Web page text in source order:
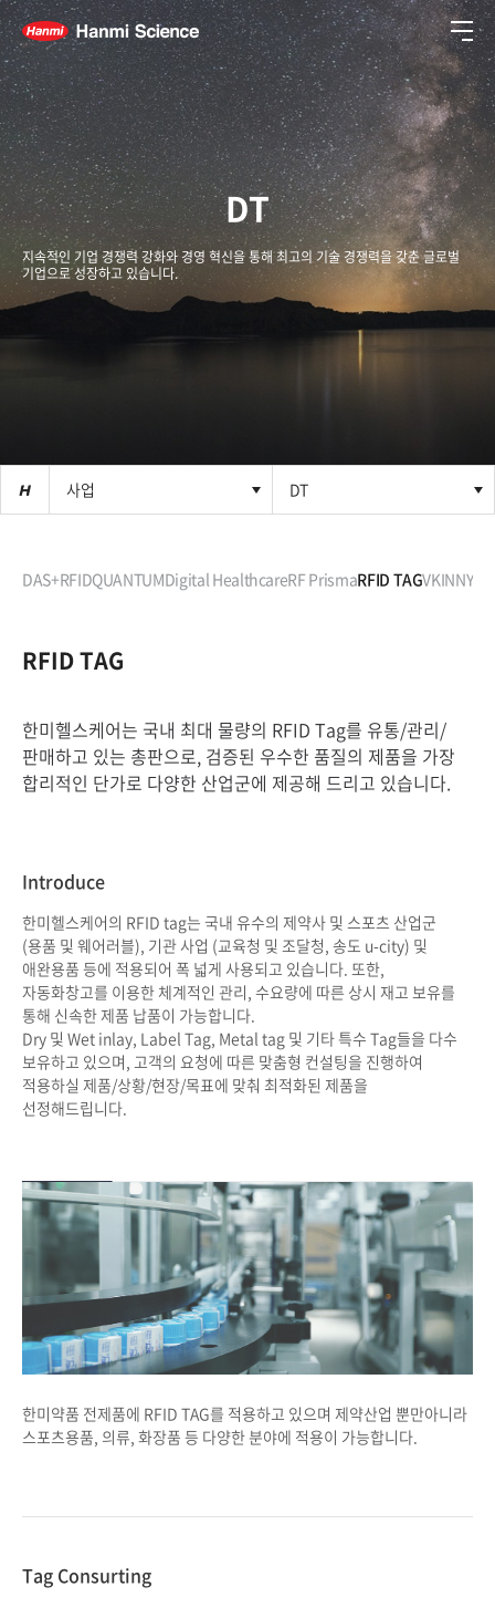
메뉴
사업
DT
지속적인 기업 경쟁력 강화와 경영 혁신을 통해 최고의 기술 경쟁력을 갖춘 글로벌
기업으로 성장하고 있습니다.
사업 DT
KEIDAS+RFIDQUANTUMDigital HealthcareRF PrismaRFID TAGVKINNY
RFID TAG
한미헬스케어는 국내 최대 물량의 RFID Tag를 유통/관리/
판매하고 있는 총판으로, 검증된 우수한 품질의 제품을 가장
합리적인 단가로 다양한 산업군에 제공해 드리고 있습니다.
Introduce
한미헬스케어의 RFID tag는 국내 유수의 제약사 및 스포츠 산업군
(용품 및 웨어러블), 기관 사업 (교육청 및 조달청, 송도 u-city) 및
애완용품 등에 적용되어 폭 넓게 사용되고 있습니다. 또한,
자동화창고를 이용한 체계적인 관리, 수요량에 따른 상시 재고 보유를
통해 신속한 제품 납품이 가능합니다.
Dry 및 Wet inlay, Label Tag, Metal tag 및 기타 특수 Tag들을 다수
보유하고 있으며, 고객의 요청에 따른 맞춤형 컨설팅을 진행하여
적용하실 제품/상황/현장/목표에 맞춰 최적화된 제품을
선정해드립니다.
한미약품 전제품에 RFID TAG를 적용하고 있으며 제약산업 뿐만아니라
스포츠용품, 의류, 화장품 등 다양한 분야에 적용이 가능합니다.
Tag Consurting